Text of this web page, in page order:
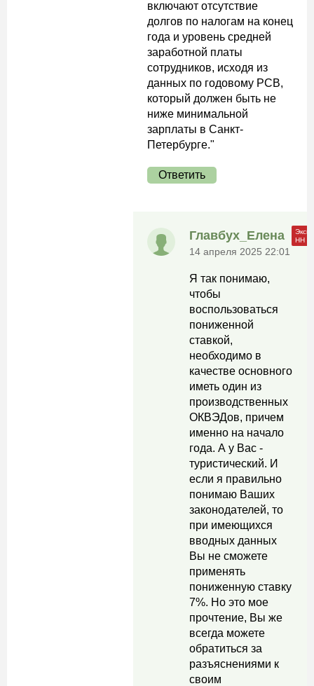
включают отсутствие
долгов по налогам на конец
года и уровень средней
заработной платы
сотрудников, исходя из
данных по годовому РСВ,
который должен быть не
ниже минимальной
зарплаты в Санкт-
Петербурге."
Ответить
Главбух_Елена
14 апреля 2025 22:01
Я так понимаю,
чтобы
воспользоваться
пониженной
ставкой,
необходимо в
качестве основного
иметь один из
производственных
ОКВЭДов, причем
именно на начало
года. А у Вас -
туристический. И
если я правильно
понимаю Ваших
законодателей, то
при имеющихся
вводных данных
Вы не сможете
применять
пониженную ставку
7%. Но это мое
прочтение, Вы же
всегда можете
обратиться за
разъяснениями к
своим